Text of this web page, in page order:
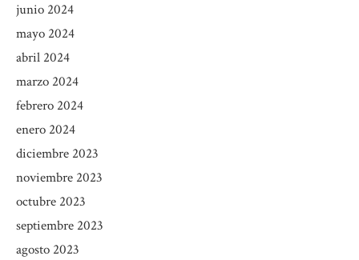
junio 2024
mayo 2024
abril 2024
marzo 2024
febrero 2024
enero 2024
diciembre 2023
noviembre 2023
octubre 2023
septiembre 2023
agosto 2023